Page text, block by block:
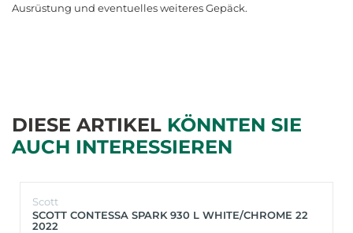
Ausrüstung und eventuelles weiteres Gepäck.
DIESE ARTIKEL KÖNNTEN SIE
AUCH INTERESSIEREN
Scott
SCOTT CONTESSA SPARK 930 L WHITE/CHROME 22
2022